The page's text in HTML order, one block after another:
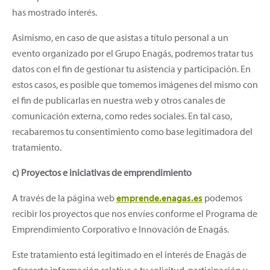
has mostrado interés.
Asimismo, en caso de que asistas a título personal a un
evento organizado por el Grupo Enagás, podremos tratar tus
datos con el fin de gestionar tu asistencia y participación. En
estos casos, es posible que tomemos imágenes del mismo con
el fin de publicarlas en nuestra web y otros canales de
comunicación externa, como redes sociales. En tal caso,
recabaremos tu consentimiento como base legitimadora del
tratamiento.
c) Proyectos e iniciativas de emprendimiento
A través de la página webemprende.enagas.es podemos
recibir los proyectos que nos envíes conforme el Programa de
Emprendimiento Corporativo e Innovación de Enagás.
Este tratamiento está legitimado en el interés de Enagás de